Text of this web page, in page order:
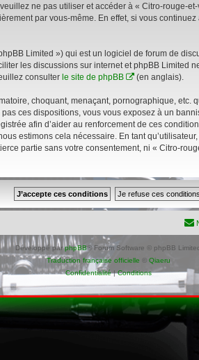
ne pas utiliser et accéder à « Citro-rouge-
par vous-même. En effet, si vous
Limited ») qui est un logiciel de forum de
les discussions sur internet et phpBB Limited
consulter le site de phpBB (en anglais).
choquant, menaçant, pornographique,
ces dispositions, vous vous exposez à un
afin d’aider au renforcement de ces
estimons cela nécessaire. En tant
partie sans votre consentement, ni « Citro-
Développé parphpBB® Forum Software © phpBB Limited
Traduction française officielle © Qiaeru
Confidentialité|Conditions